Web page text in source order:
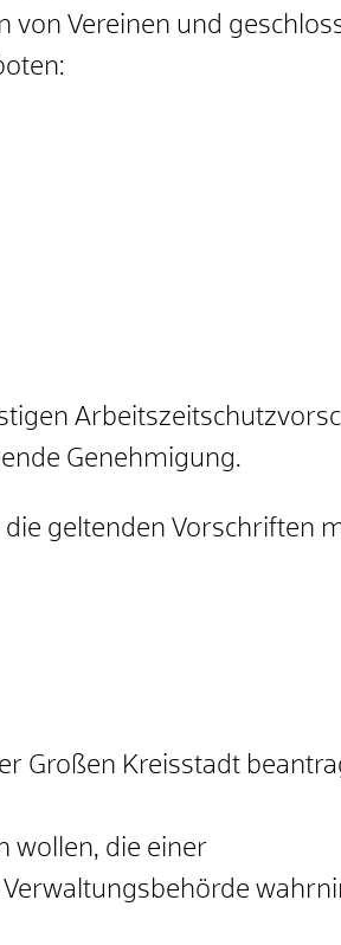
von Vereinen und
Genehmigung.
geltenden Vorschriften
Großen Kreisstadt
wollen, die einer